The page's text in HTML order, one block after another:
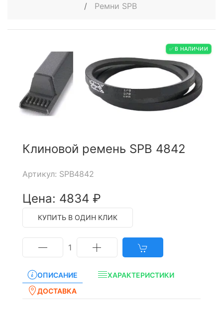
/
Ремни SPB
✅ В НАЛИЧИИ
Клиновой ремень SPB 4842
Артикул: SPB4842
Цена: 4834 ₽
КУПИТЬ В ОДИН КЛИК
1
ОПИСАНИЕ
ХАРАКТЕРИСТИКИ
ДОСТАВКА